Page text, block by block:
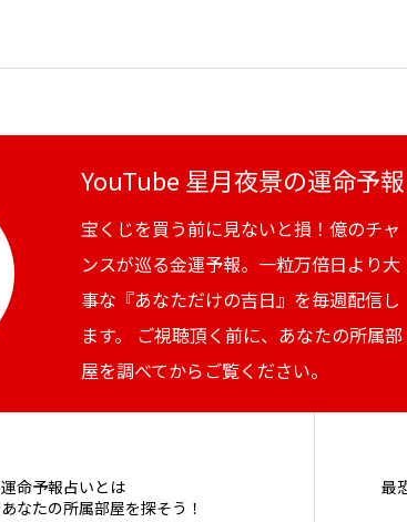
YouTube 星月夜景の運命予報
宝くじを買う前に見ないと損！億のチャ
ンスが巡る金運予報。一粒万倍日より大
事な『あなただけの吉日』を毎週配信し
ます。 ご視聴頂く前に、あなたの所属部
屋を調べてからご覧ください。
運命予報占いとは
あなたの所属部屋を探そう！
最